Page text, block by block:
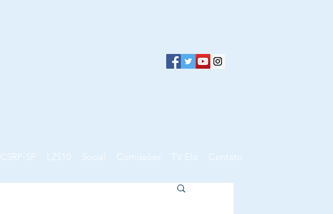
CSRP-SP LZS10 Social Comissões TV Elo Contato